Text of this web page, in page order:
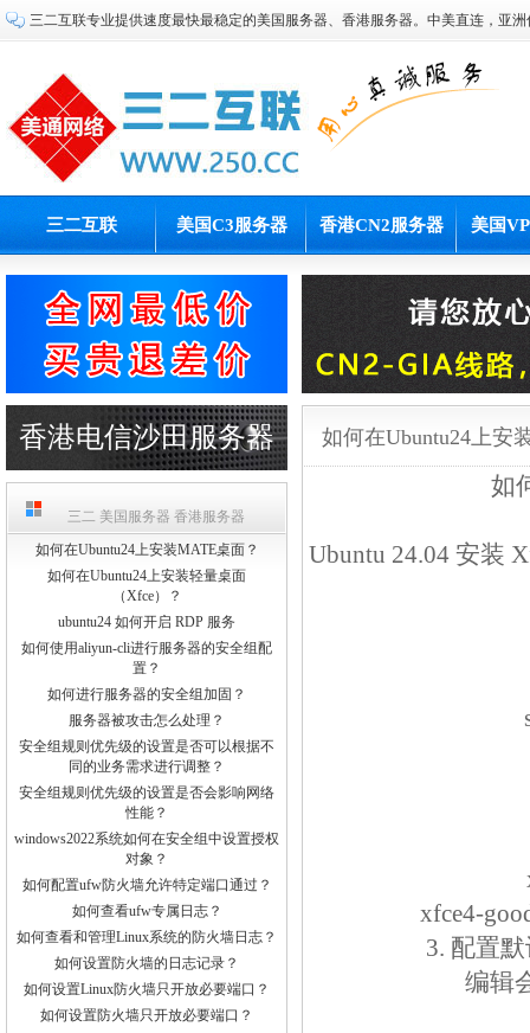
三二互联专业提供速度最快最稳定的美国服务器、香港服务器。中美直连，亚洲
三二互联 美国C3服务器 香港CN2服务器 美国
香港电信沙田服务器
三二 美国服务器 香港服务器
如何在Ubuntu24上安装MATE桌面？
如何在Ubuntu24上安装轻量桌面
（Xfce）？
ubuntu24 如何开启 RDP 服务
如何使用aliyun-cli进行服务器的安全组配
置？
如何进行服务器的安全组加固？
服务器被攻击怎么处理？
安全组规则优先级的设置是否可以根据不
同的业务需求进行调整？
安全组规则优先级的设置是否会影响网络
性能？
windows2022系统如何在安全组中设置授权
对象？
如何配置ufw防火墙允许特定端口通过？
如何查看ufw专属日志？
如何查看和管理Linux系统的防火墙日志？
如何设置防火墙的日志记录？
如何设置Linux防火墙只开放必要端口？
如何设置防火墙只开放必要端口？
如何在Ubuntu24上安
如
Ubuntu 24.04 安装
xfce4-
3. 配置
编辑